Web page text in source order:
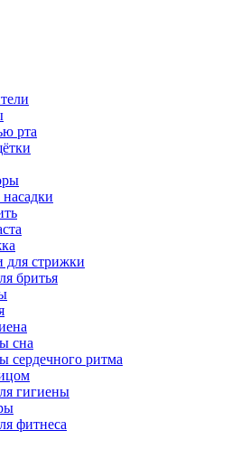
рта
стрижки
бритья
сна
сердечного ритма
гигиены
фитнеса